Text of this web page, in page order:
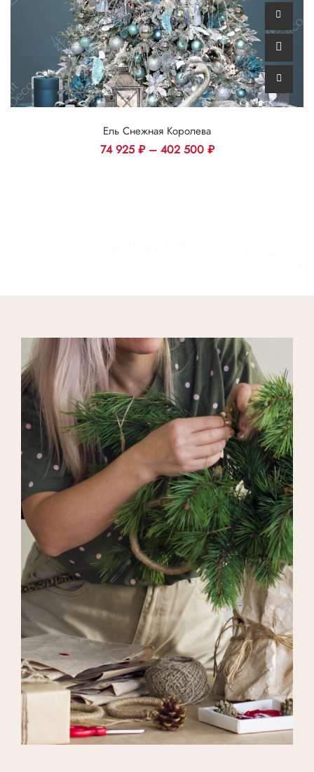
Ель Снежная Королева
74 925 ₽– 402 500 ₽